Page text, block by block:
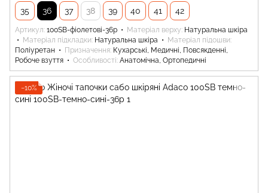
35 36 37 38 39 40 41 42
Артикул 100SB-фіолетові-36р Матеріал верху Натуральна шкіра
Матеріал підкладки Натуральна шкіра
Матеріал підошви
Поліуретан
Призначення Кухарські, Медичні, Повсякденні,
Робоче взуття
Особливості Анатомічна, Ортопедичні
−10%